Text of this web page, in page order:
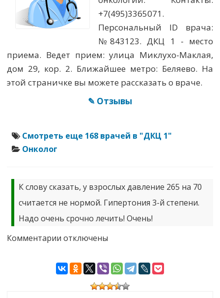
+7(495)3365071.
Персональный ID врача:
№843123. ДКЦ 1 - место
приема. Ведет прием: улица Миклухо-Маклая,
дом 29, кор. 2. Ближайшее метро: Беляево. На
этой страничке вы можете рассказать о враче.
✎ Отзывы
Смотреть еще 168 врачей в "ДКЦ 1"
Онколог
К слову сказать, у взрослых давление 265 на 70
считается не нормой. Гипертония 3-й степени.
Надо очень срочно лечить! Очень!
Комментарии к
Инна
Анатольевна
отключены